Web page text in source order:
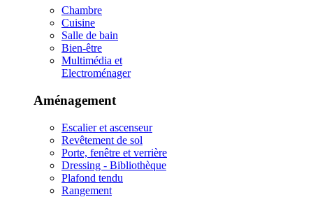
Chambre
Cuisine
Salle de bain
Bien-être
Multimédia et
Electroménager
Aménagement
Escalier et ascenseur
Revêtement de sol
Porte, fenêtre et verrière
Dressing - Bibliothèque
Plafond tendu
Rangement